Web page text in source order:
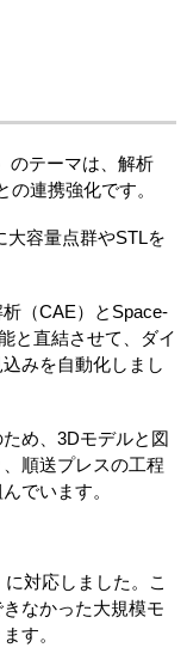
のテーマは、解析
の連携強化です。
大容量点群やSTLを
（CAE）とSpace-
と直結させて、ダイ
みを自動化しまし
め、3Dモデルと図
順送プレスの工程
でいます。
対応しました。こ
なかった大規模モ
す。